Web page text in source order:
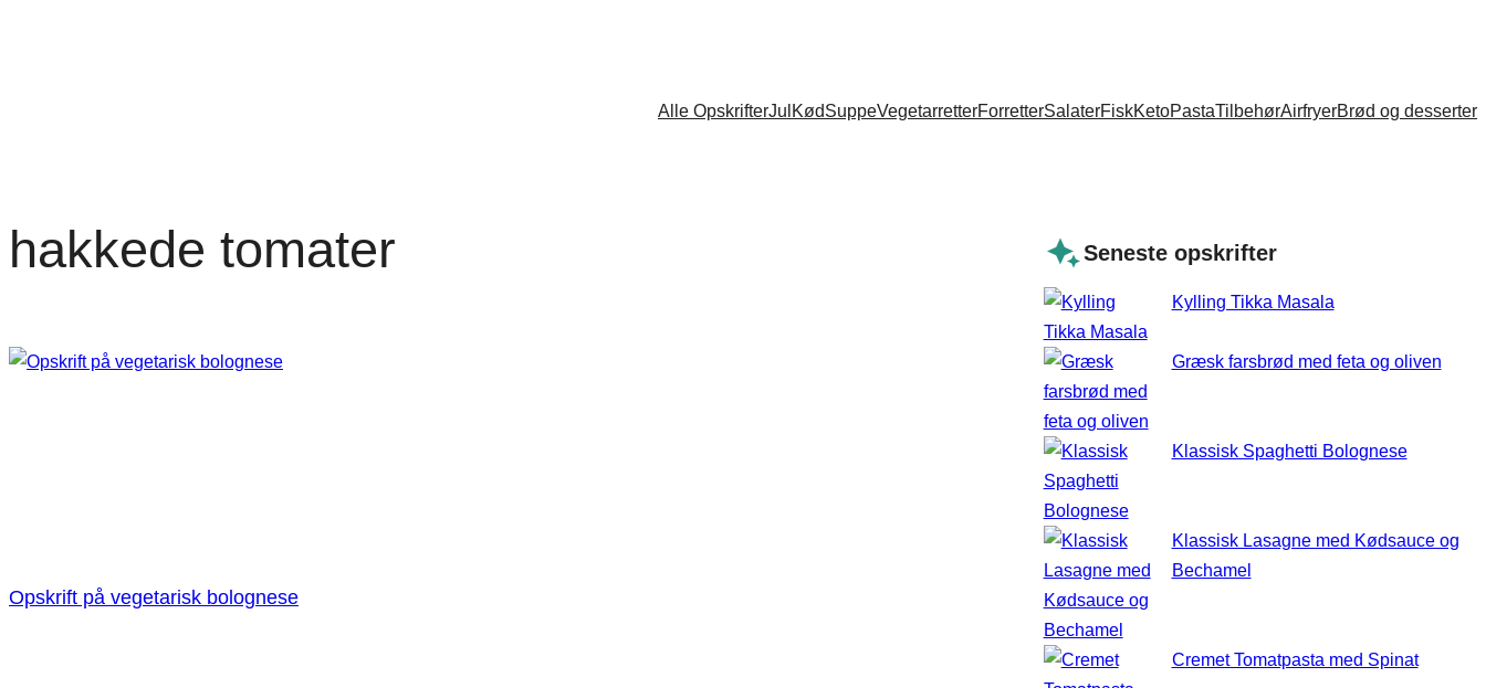
Alle OpskrifterJul KødSuppeVegetarretterForretterSalaterFiskKetoPastaTilbehørAirfryerBrød og desserter
hakkede tomater
Opskrift på vegetarisk bolognese
Seneste opskrifter
Kylling Tikka Masala
Græsk farsbrød med feta og oliven
Klassisk Spaghetti Bolognese
Klassisk Lasagne med Kødsauce og
Bechamel
Cremet Tomatpasta med Spinat